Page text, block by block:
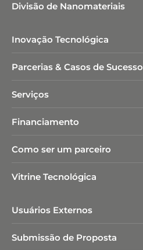
Divisão de Nanomateriais
Inovação Tecnológica
Parcerias & Casos de Sucesso
Serviços
Financiamento
Como ser um parceiro
Vitrine Tecnológica
Usuários Externos
Submissão de Proposta